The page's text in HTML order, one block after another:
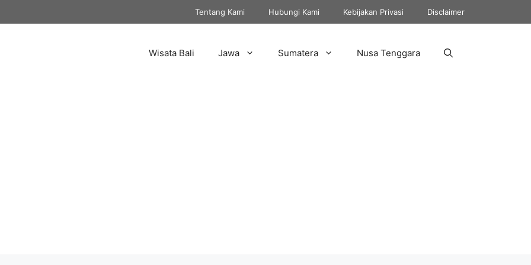
Tentang Kami Hubungi Kami Kebijakan Privasi Disclaimer
Wisata Bali Jawa Sumatera Nusa Tenggara